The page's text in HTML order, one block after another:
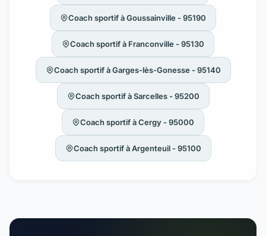
Coach sportif à Goussainville - 95190
Coach sportif à Franconville - 95130
Coach sportif à Garges-lès-Gonesse - 95140
Coach sportif à Sarcelles - 95200
Coach sportif à Cergy - 95000
Coach sportif à Argenteuil - 95100